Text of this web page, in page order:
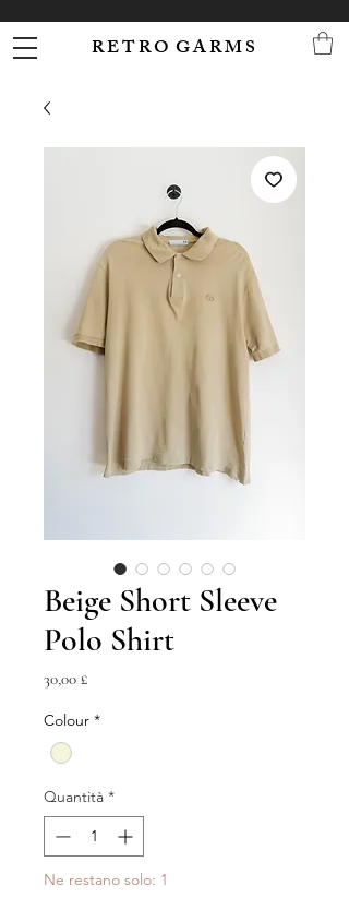
R E T R O G A R M S
Beige Short Sleeve
Polo Shirt
30,00 £Prezzo
Colour *
Quantità *
Ne restano solo: 1